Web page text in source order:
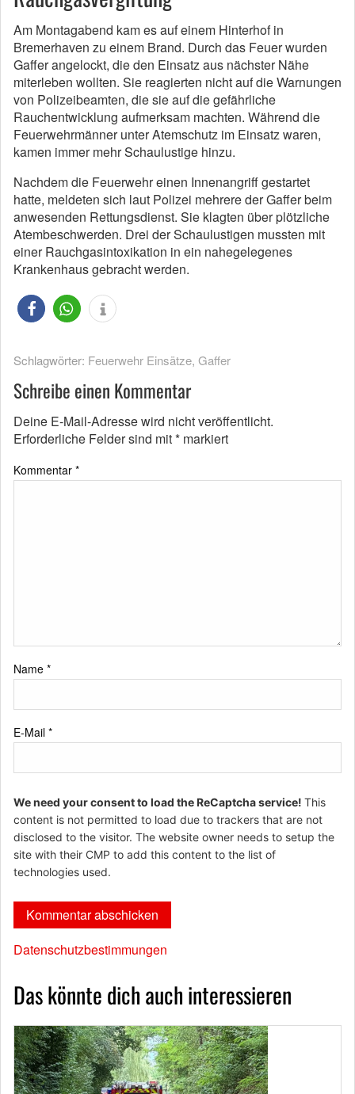
Am Montagabend kam es auf einem Hinterhof in
Bremerhaven zu einem Brand. Durch das Feuer wurden
Gaffer angelockt, die den Einsatz aus nächster Nähe
miterleben wollten. Sie reagierten nicht auf die Warnungen
von Polizeibeamten, die sie auf die gefährliche
Rauchentwicklung aufmerksam machten. Während die
Feuerwehrmänner unter Atemschutz im Einsatz waren,
kamen immer mehr Schaulustige hinzu.
Nachdem die Feuerwehr einen Innenangriff gestartet
hatte, meldeten sich laut Polizei mehrere der Gaffer beim
anwesenden Rettungsdienst. Sie klagten über plötzliche
Atembeschwerden. Drei der Schaulustigen mussten mit
einer Rauchgasintoxikation in ein nahegelegenes
Krankenhaus gebracht werden.
Schlagwörter: Feuerwehr Einsätze, Gaffer
Schreibe einen Kommentar
Deine E-Mail-Adresse wird nicht veröffentlicht.
Erforderliche Felder sind mit* markiert
Kommentar *
Name *
E-Mail *
We need your consent to load the ReCaptcha service! This
content is not permitted to load due to trackers that are not
disclosed to the visitor. The website owner needs to setup the
site with their CMP to add this content to the list of
technologies used.
Datenschutzbestimmungen
Das könnte dich auch interessieren